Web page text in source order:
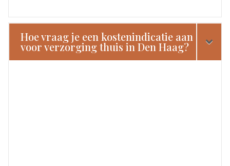
Hoe vraag je een kostenindicatie aan
voor verzorging thuis in Den Haag?